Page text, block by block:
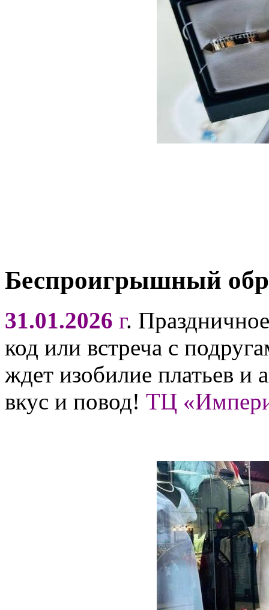
Беспроигрышный
31.01.2026 г.
код или встреча с
ждет изобилие платьев и
вкус и повод! ТЦ